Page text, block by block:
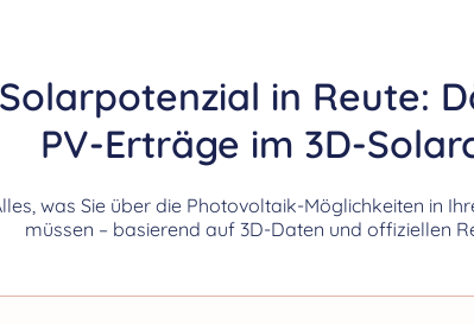
Solarpotenzial in Reute:
PV-Erträge im 3D-
was Sie über die Photovoltaik-Möglichkeiten in
müssen – basierend auf 3D-Daten und offiziellen